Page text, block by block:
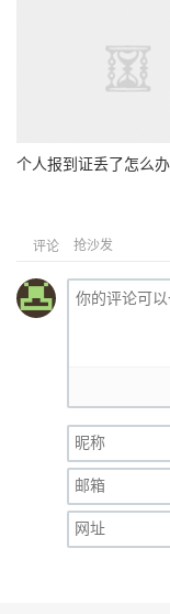
个人报到证丢了怎么办
评论 抢沙发